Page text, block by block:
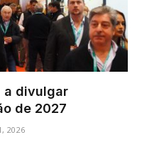
a divulgar
de 2027
2026